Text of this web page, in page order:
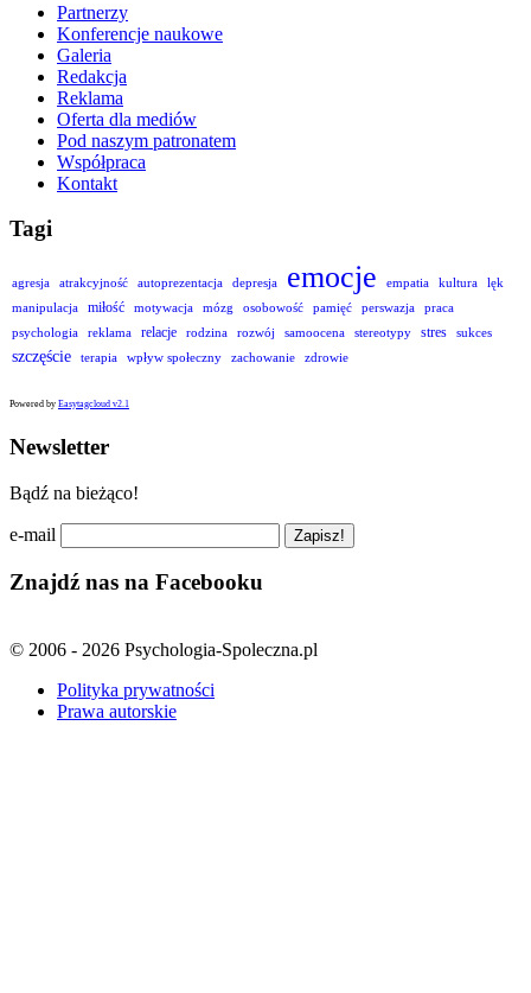
Partnerzy
Konferencje naukowe
Galeria
Redakcja
Reklama
Oferta dla mediów
Pod naszym patronatem
Współpraca
Kontakt
Tagi
agresja atrakcyjność autoprezentacja depresja emocje empatia kultura
lęk
manipulacja
miłość motywacja mózg osobowość pamięć perswazja
praca
psychologia
reklama relacje rodzina rozwój samoocena stereotypy stres sukces
szczęście terapia wpływ społeczny zachowanie zdrowie
Powered by Easytagcloud v2.1
Newsletter
Bądź na bieżąco!
e-mail
Znajdź nas na Facebooku
© 2006 - 2026 Psychologia-Spoleczna.pl
Polityka prywatności
Prawa autorskie